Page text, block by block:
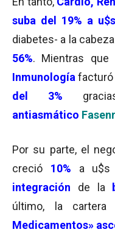
suba del 19% a
diabetes- a la
56%. Mientras que
Inmunología facturó
del 3%
antiasmático
Por su parte, el
creció 10% a u$s
integración de la
último, la
Medicamentos»